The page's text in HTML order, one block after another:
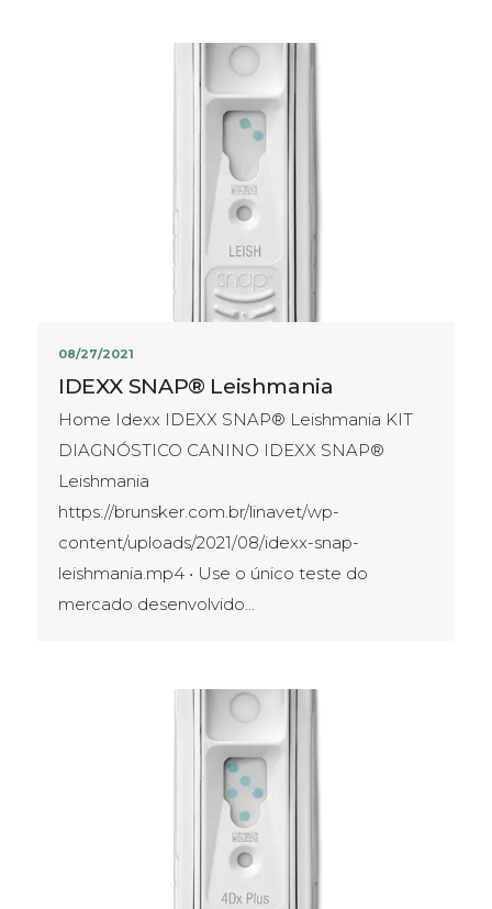
08/27/2021
IDEXX SNAP® Leishmania
Home Idexx IDEXX SNAP® Leishmania KIT
DIAGNÓSTICO CANINO IDEXX SNAP®
Leishmania
https://brunsker.com.br/linavet/wp-
content/uploads/2021/08/idexx-snap-
leishmania.mp4 • Use o único teste do
mercado desenvolvido…